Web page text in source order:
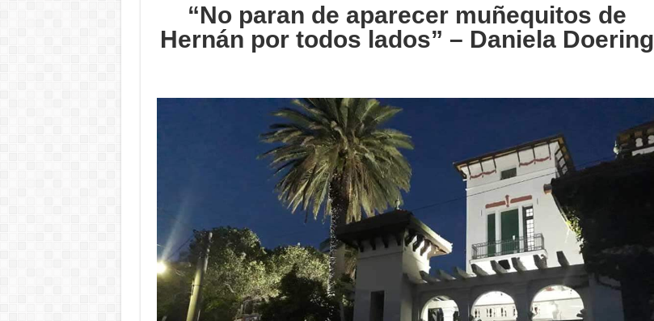
“No paran de aparecer muñequitos de
Hernán por todos lados” – Daniela Doering